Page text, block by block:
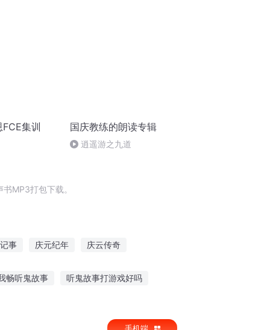
集训 国庆教练的朗读专辑
逍遥游之九道
MP3打包下载。
事 庆元纪年 庆云传奇
畅听鬼故事 听鬼故事打游戏好吗